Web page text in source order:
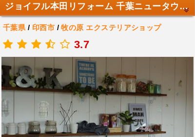
ジョイフル本田リフォーム 千葉ニュータウン店 外構工事専門館
千葉県 / 印西市 /牧の原 エクステリアショップ
3.7